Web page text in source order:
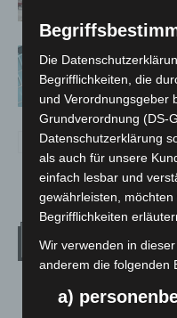
Anklage
LANGENHAGEN
Die
Begrifflichkeiten, die
und Verordnungsgeber
Grundverordnung (DS-
Datenschutzerklärung
als auch für unsere
einfach lesbar und
gewährleisten,
Begrifflichkeiten
Wir verwenden in
anderem die folgenden
a)